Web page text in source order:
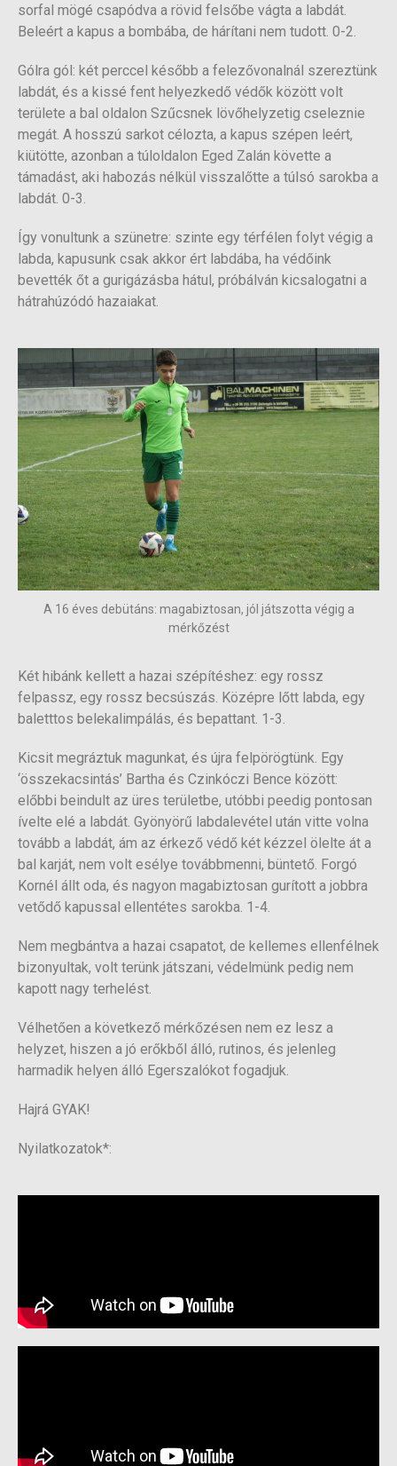
sorfal mögé csapódva a rövid felsőbe vágta a labdát.
Beleért a kapus a bombába, de hárítani nem tudott. 0-2.
Gólra gól: két perccel később a felezővonalnál szereztünk
labdát, és a kissé fent helyezkedő védők között volt
területe a bal oldalon Szűcsnek lövőhelyzetig cseleznie
megát. A hosszú sarkot célozta, a kapus szépen leért,
kiütötte, azonban a túloldalon Eged Zalán követte a
támadást, aki habozás nélkül visszalőtte a túlsó sarokba a
labdát. 0-3.
Így vonultunk a szünetre: szinte egy térfélen folyt végig a
labda, kapusunk csak akkor ért labdába, ha védőink
bevették őt a gurigázásba hátul, próbálván kicsalogatni a
hátrahúzódó hazaiakat.
A 16 éves debütáns: magabiztosan, jól játszotta végig a
mérkőzést
Két hibánk kellett a hazai szépítéshez: egy rossz
felpassz, egy rossz becsúszás. Középre lőtt labda, egy
baletttos belekalimpálás, és bepattant. 1-3.
Kicsit megráztuk magunkat, és újra felpörögtünk. Egy
‘összekacsintás’ Bartha és Czinkóczi Bence között:
előbbi beindult az üres területbe, utóbbi peedig pontosan
ívelte elé a labdát. Gyönyörű labdalevétel után vitte volna
tovább a labdát, ám az érkező védő két kézzel ölelte át a
bal karját, nem volt esélye továbbmenni, büntető. Forgó
Kornél állt oda, és nagyon magabiztosan gurított a jobbra
vetődő kapussal ellentétes sarokba. 1-4.
Nem megbántva a hazai csapatot, de kellemes ellenfélnek
bizonyultak, volt terünk játszani, védelmünk pedig nem
kapott nagy terhelést.
Vélhetően a következő mérkőzésen nem ez lesz a
helyzet, hiszen a jó erőkből álló, rutinos, és jelenleg
harmadik helyen álló Egerszalókot fogadjuk.
Hajrá GYAK!
Nyilatkozatok*: